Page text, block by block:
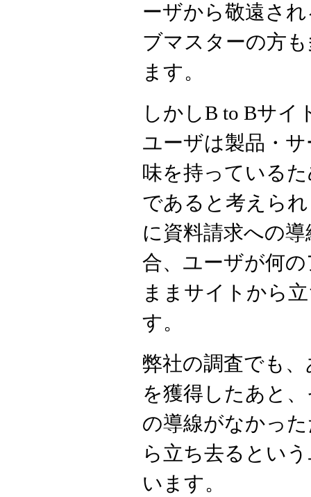
ーザから敬遠さ
ブマスターの方
ます。
しかしB to Bサイ
ユーザは製品・
味を持っている
であると考えら
に資料請求への
合、ユーザが何
ままサイトから
す。
弊社の調査でも
を獲得したあと
の導線がなかっ
ら立ち去るとい
います。